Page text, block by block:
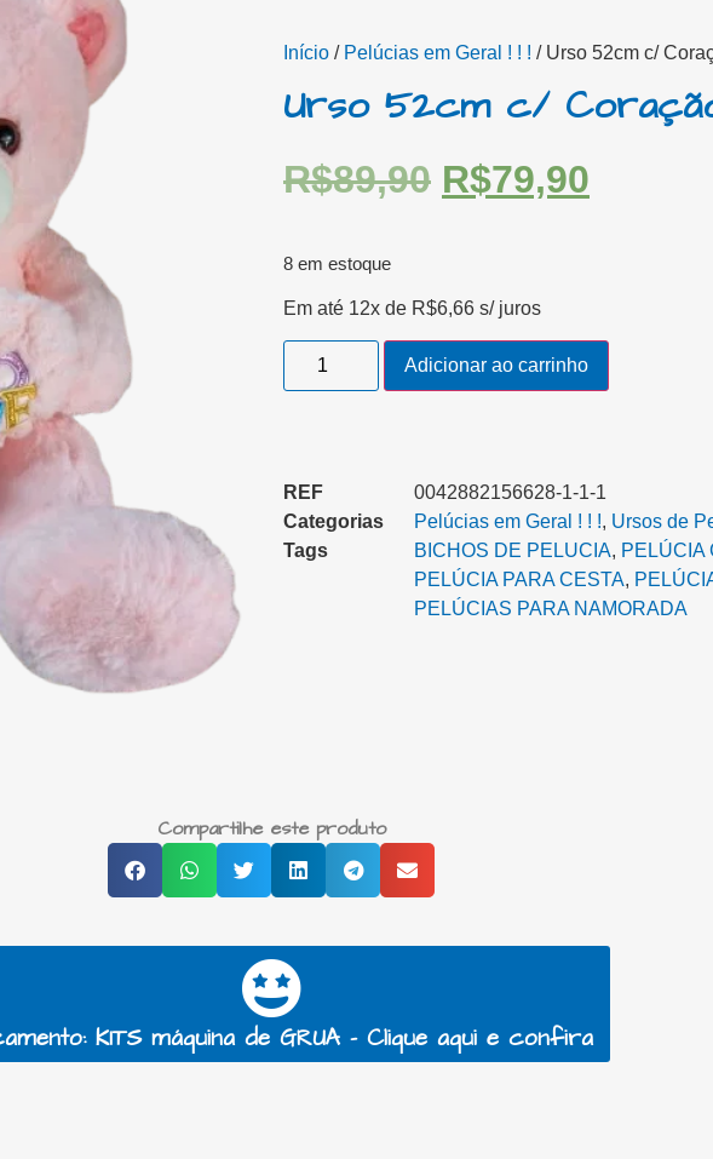
Início / Pelúcias em Geral ! ! ! / Urso 52cm c/
Urso 52cm c/
R$89,90 R$79,90
8 em estoque
Em até 12x de R$6,66 s/ juros
Adicionar ao carrinho
REF
0042882156628-1-1-1
Categorias
Pelúcias em Geral ! ! !, Ursos de
Tags
BICHOS DE PELUCIA, PELÚCIA
PELÚCIA PARA CESTA‎,
PELÚCIAS PARA NAMORADA
Compartilhe este produto
KITS máquina de GRUA - Clique aqui e confira